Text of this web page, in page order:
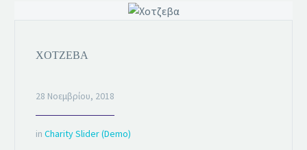
ΧΟΤΖΕΒΑ
28 Νοεμβρίου, 2018
in Charity Slider (Demo)